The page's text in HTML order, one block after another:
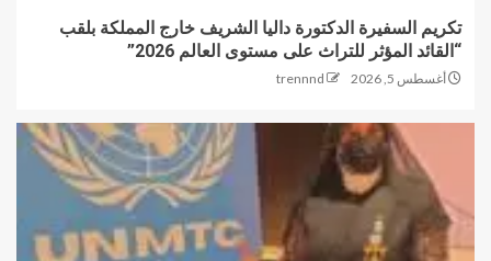
تكريم السفيرة الدكتورة داليا الشريف خارج المملكة بلقب
“القائد المؤثر للتراث على مستوى العالم 2026”
أغسطس 5, 2026 trennnd